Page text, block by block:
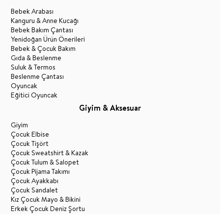
Bebek Arabası
Kanguru & Anne Kucağı
Bebek Bakım Çantası
Yenidoğan Ürün Önerileri
Bebek & Çocuk Bakım
Gıda & Beslenme
Suluk & Termos
Beslenme Çantası
Oyuncak
Eğitici Oyuncak
Giyim & Aksesuar
Giyim
Çocuk Elbise
Çocuk Tişört
Çocuk Sweatshirt & Kazak
Çocuk Tulum & Salopet
Çocuk Pijama Takımı
Çocuk Ayakkabı
Çocuk Sandalet
Kız Çocuk Mayo & Bikini
Erkek Çocuk Deniz Şortu